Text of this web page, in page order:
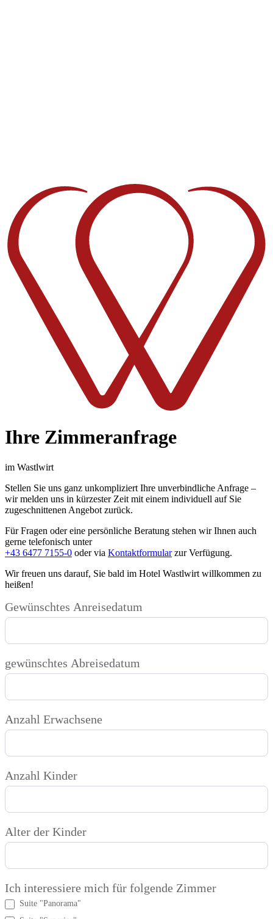
Ihre Zimmeranfrage
im Wastlwirt
Stellen Sie uns ganz unkompliziert Ihre unverbindliche Anfrage –
wir melden uns in kürzester Zeit mit einem individuell auf Sie
zugeschnittenen Angebot zurück.
Für Fragen oder eine persönliche Beratung stehen wir Ihnen auch
gerne telefonisch unter
+43 6477 7155-0 oder via Kontaktformularzur Verfügung.
Wir freuen uns darauf, Sie bald im Hotel Wastlwirt willkommen zu
heißen!
Zimmeranfrage
Gewünschtes Anreisedatum
gewünschtes Abreisedatum
Anzahl Erwachsene
Anzahl Kinder
Alter der Kinder
Ich interessiere mich für folgende Zimmer
Suite "Panorama"